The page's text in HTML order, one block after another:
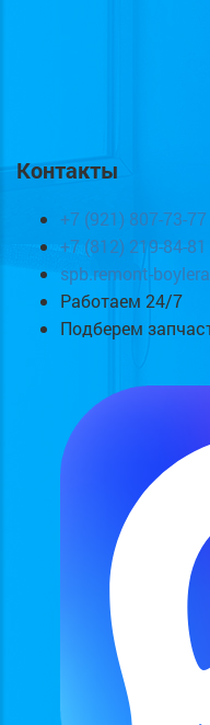
Контакты
+7 (921) 807-73-77
+7 (812) 219-84-81
spb.remont-
Работаем 24/7
Подберем